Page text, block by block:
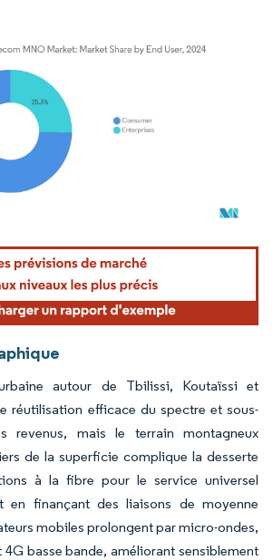
La réutilisation nécessite une attribution sous CC BY
autour de Tbilissi, Koutaïssi et
réutilisation efficace du spectre et sous-
revenus, mais le terrain montagneux
de la superficie complique la desserte
à la fibre pour le service universel
en finançant des liaisons de moyenne
mobiles prolongent par micro-ondes,
4G basse bande, améliorant sensiblement